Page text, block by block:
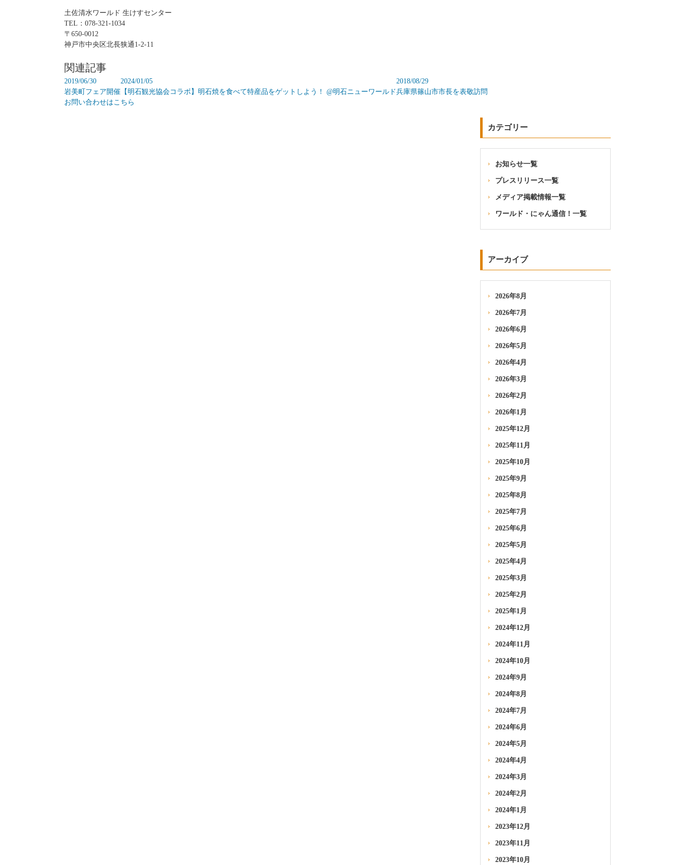
土佐清水ワールド 生けすセンター
TEL：078-321-1034
〒650-0012
神戸市中央区北長狭通1-2-11
関連記事
2019/06/30
岩美町フェア開催
2024/01/05
【明石観光協会コラボ】明石焼を食べて特産品をゲットしよう！ @明石ニューワールド
2018/08/29
兵庫県篠山市市長を表敬訪問
お問い合わせはこちら
カテゴリー
お知らせ一覧
プレスリリース一覧
メディア掲載情報一覧
ワールド・にゃん通信！一覧
アーカイブ
2026年8月
2026年7月
2026年6月
2026年5月
2026年4月
2026年3月
2026年2月
2026年1月
2025年12月
2025年11月
2025年10月
2025年9月
2025年8月
2025年7月
2025年6月
2025年5月
2025年4月
2025年3月
2025年2月
2025年1月
2024年12月
2024年11月
2024年10月
2024年9月
2024年8月
2024年7月
2024年6月
2024年5月
2024年4月
2024年3月
2024年2月
2024年1月
2023年12月
2023年11月
2023年10月